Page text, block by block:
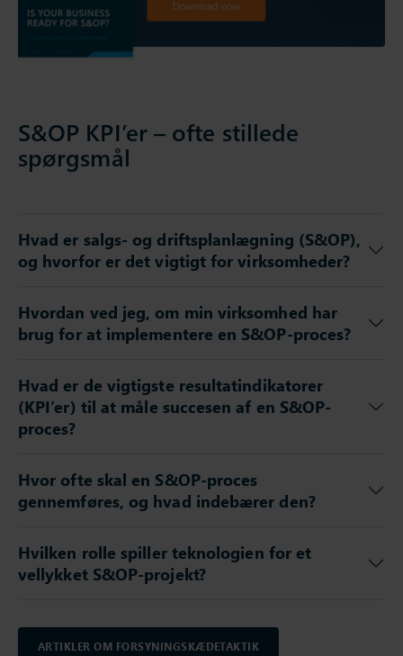
S&OP KPI’er – ofte stillede
spørgsmål
Hvad er salgs- og driftsplanlægning (S&OP),
og hvorfor er det vigtigt for virksomheder?
Hvordan ved jeg, om min virksomhed har
brug for at implementere en S&OP-proces?
Hvad er de vigtigste resultatindikatorer
(KPI’er) til at måle succesen af en S&OP-
proces?
Hvor ofte skal en S&OP-proces
gennemføres, og hvad indebærer den?
Hvilken rolle spiller teknologien for et
vellykket S&OP-projekt?
ARTIKLER OM FORSYNINGSKÆDETAKTIK